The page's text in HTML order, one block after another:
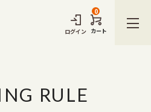
カート
0
ログイン
RULE